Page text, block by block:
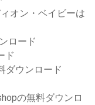
オン・ベイビーは
ロード
ド
ダウンロード
の無料ダウンロ